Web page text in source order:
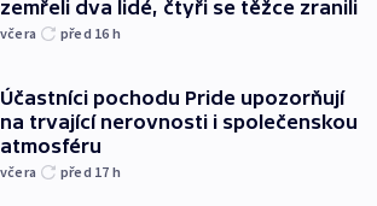
zemřeli dva lidé, čtyři se těžce zranili
včera před 16 h
Účastníci pochodu Pride upozorňují
na trvající nerovnosti i společenskou
atmosféru
včera před 17 h